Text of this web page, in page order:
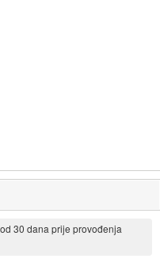
30 dana prije provođenja